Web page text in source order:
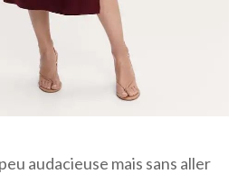
audacieuse mais sans aller